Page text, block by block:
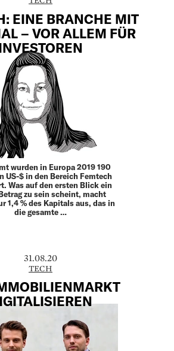
EINE BRANCHE MIT
– VOR ALLEM FÜR
wurden in Europa 2019 190
US-$ in den Bereich Femtech
Was auf den ersten Blick ein
zu sein scheint, macht
1,4 % des Kapitals aus, das in
die gesamte …
31.08.20
TECH